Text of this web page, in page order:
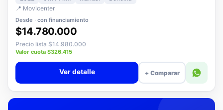
2022 61.114 km
📍 Movicenter
Desde · con financiamiento
$14.780.000
Precio lista $14.980.000
Valor cuota $326.415
+ Comparar